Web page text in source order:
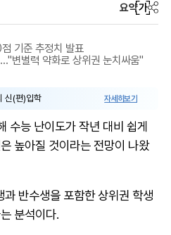
요약가
기준 추정치 발표
변별력 약화로 상위권 눈치싸움"
신(편)입학 자세히보기
수능 난이도가 작년 대비 쉽게
높아질 것이라는 전망이 나왔
반수생을 포함한 상위권 학생
분석이다.